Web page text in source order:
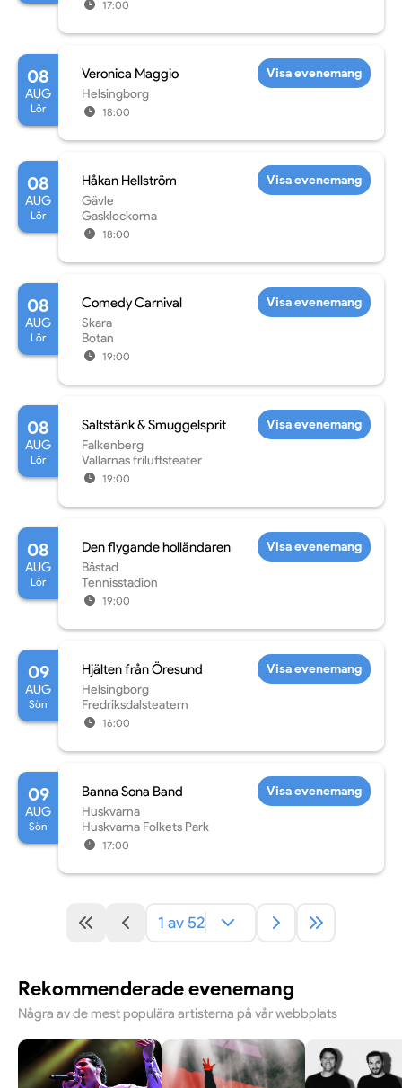
17:00
08
AUG
Lör
Veronica Maggio
Helsingborg
18:00
Visa evenemang
08
AUG
Lör
Håkan Hellström
Gävle
Gasklockorna
18:00
Visa evenemang
08
AUG
Lör
Comedy Carnival
Skara
Botan
19:00
Visa evenemang
08
AUG
Lör
Saltstänk & Smuggelsprit
Falkenberg
Vallarnas friluftsteater
19:00
Visa evenemang
08
AUG
Lör
Den flygande holländaren
Båstad
Tennisstadion
19:00
Visa evenemang
09
AUG
Sön
Hjälten från Öresund
Helsingborg
Fredriksdalsteatern
16:00
Visa evenemang
09
AUG
Sön
Banna Sona Band
Huskvarna
Huskvarna Folkets Park
17:00
Visa evenemang
1 av 52
Rekommenderade evenemang
Några av de mest populära artisterna på vår webbplats